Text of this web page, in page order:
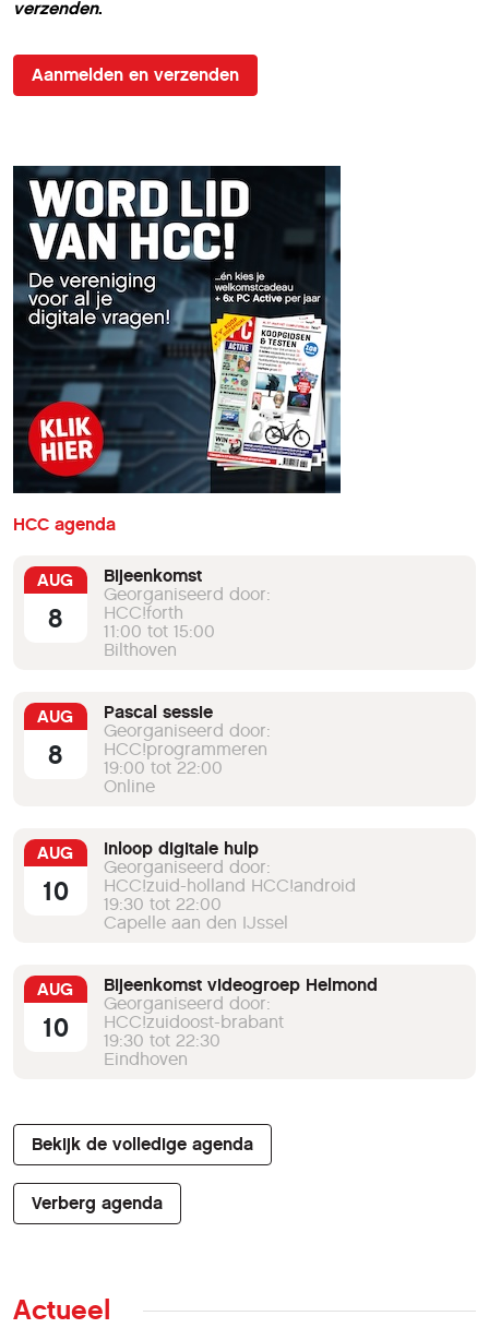
verzenden.
Aanmelden en verzenden
HCC agenda
AUG
8
Bijeenkomst
Georganiseerd door:
HCC!forth
11:00 tot 15:00
Bilthoven
AUG
8
Pascal sessie
Georganiseerd door:
HCC!programmeren
19:00 tot 22:00
Online
AUG
10
Inloop digitale hulp
Georganiseerd door:
HCC!zuid-holland HCC!android
19:30 tot 22:00
Capelle aan den IJssel
AUG
10
Bijeenkomst videogroep Helmond
Georganiseerd door:
HCC!zuidoost-brabant
19:30 tot 22:30
Eindhoven
Bekijk de volledige agenda
Verberg agenda
Actueel